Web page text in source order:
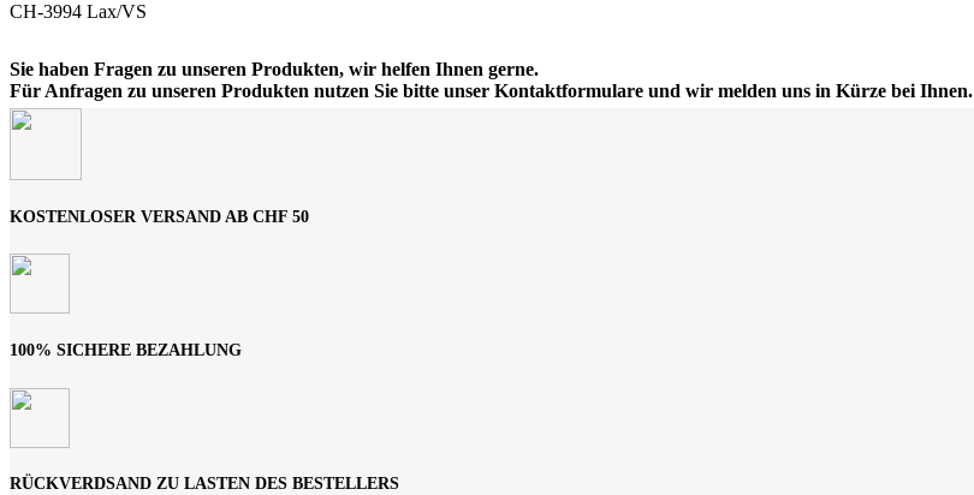
CH-3994 Lax/VS
Sie haben Fragen zu unseren Produkten, wir helfen Ihnen gerne.
Für Anfragen zu unseren Produkten nutzen Sie bitte unser Kontaktformulare und wir melden uns in Kürze bei Ihnen.
KOSTENLOSER VERSAND AB CHF 50
100% SICHERE BEZAHLUNG
RÜCKVERDSAND ZU LASTEN DES BESTELLERS